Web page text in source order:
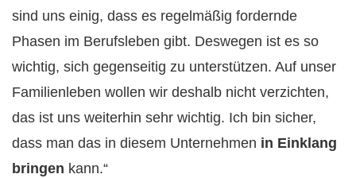
sind uns einig, dass es regelmäßig fordernde
Phasen im Berufsleben gibt. Deswegen ist es so
wichtig, sich gegenseitig zu unterstützen. Auf unser
Familienleben wollen wir deshalb nicht verzichten,
das ist uns weiterhin sehr wichtig. Ich bin sicher,
dass man das in diesem Unternehmen in Einklang
bringen kann.“